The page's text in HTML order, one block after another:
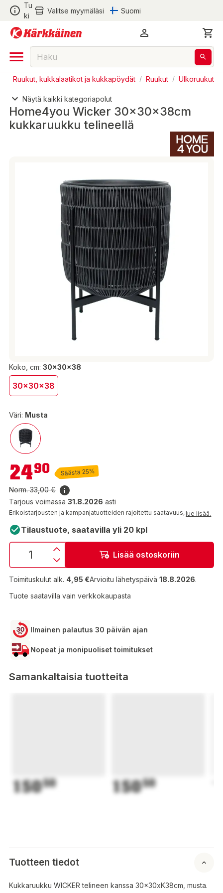
Tu
ki
Valitse myymäläsi Suomi
Ruukut, kukkalaatikot ja kukkapöydät / Ruukut / Ulkoruukut
Näytä kaikki kategoriapolut
Home4you Wicker 30x30x38cm
kukkaruukku telineellä
Koko, cm: 30x30x38
30x30x38
Väri: Musta
2490 Säästä 25%
Norm.33,00 €
Tarjous voimassa 31.8.2026 asti
Erikoistarjousten ja kampanjatuotteiden rajoitettu saatavuus,lue lisää.
Tilaustuote, saatavilla yli 20 kpl
Lisää ostoskoriin
Toimituskulut alk. 4,95 €Arvioitu lähetyspäivä 18.8.2026.
Tuote saatavilla vain verkkokaupasta
Ilmainen palautus 30 päivän ajan
Nopeat ja monipuoliset toimitukset
Samankaltaisia tuotteita
15050 15050
Tuotteen tiedot
Kukkaruukku WICKER telineen kanssa 30x30xK38cm, musta.